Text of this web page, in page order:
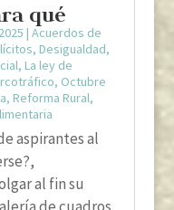
qué
| Acuerdos de
, Desigualdad,
, La ley de
, Octubre
, Reforma Rural,
aspirantes al
al fin su